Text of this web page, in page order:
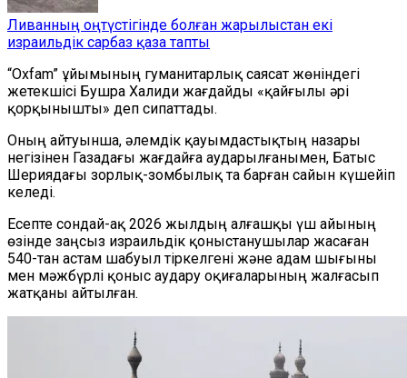
Ливанның оңтүстігінде болған жарылыстан екі
израильдік сарбаз қаза тапты
“Oxfam” ұйымының гуманитарлық саясат жөніндегі
жетекшісі Бушра Халиди жағдайды «қайғылы әрі
қорқынышты» деп сипаттады.
Оның айтуынша, әлемдік қауымдастықтың назары
негізінен Газадағы жағдайға аударылғанымен, Батыс
Шериядағы зорлық-зомбылық та барған сайын күшейіп
келеді.
Есепте сондай-ақ 2026 жылдың алғашқы үш айының
өзінде заңсыз израильдік қоныстанушылар жасаған
540-тан астам шабуыл тіркелгені және адам шығыны
мен мәжбүрлі қоныс аудару оқиғаларының жалғасып
жатқаны айтылған.